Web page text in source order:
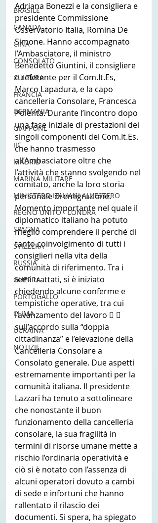
BRASILE
CANADA
CINA
CONSOLATO
CULTURA
FRANCIA
GERMANIA
GIAPPONE
IIC
MADRID
MARINA MILITARE
MINISTERO ITALIANI ALL'ESTERO
REGNO UNITO - LONDRA
SPAGNA
SVIZZERA
RUSSIA
GUERRA
PORTOGALLO
CLIMA
UCRAINA
NOTIZIE
Adriana Bonezzi e la consigliera e
presidente Commissione
Osservatorio Italia, Romina De
Simone. Hanno accompagnato
l’Ambasciatore, il ministro
Benedetto Giuntini, il consigliere
e referente per il Com.It.Es,
Marco Lapadura, e la capo
cancelleria Consolare, Francesca
Polenta. Durante l’incontro dopo
una fase iniziale di prestazioni dei
singoli componenti del Com.It.Es.
che hanno trasmesso
all’Ambasciatore oltre che
l’attività che stanno svolgendo nel
comitato, anche la loro storia
personale di emigrazione.
Momento importante nel quale il
diplomatico italiano ha potuto
meglio comprendere il perché di
tanto coinvolgimento di tutti i
consiglieri nella vita della
comunità di riferimento. Tra i
temi trattati, si è iniziato
chiedendo alcune conferme e
tempistiche operative, tra cui
l’avanzamento del lavoro  
sull’accordo sulla “doppia
cittadinanza” e l’elevazione della
Cancelleria Consolare a
Consolato generale. Due aspetti
estremamente importanti per la
comunità italiana. Il presidente
Lazzari ha tenuto a sottolineare
che nonostante il buon
funzionamento della cancelleria
consolare, la sua fragilità in
termini di risorse umane mette a
rischio l’ordinaria operatività e
ciò si è notato con l’assenza di
alcuni operatori dovuto a cambi
di sede e infortuni che hanno
rallentato il rilascio dei
documenti. Si spera, ha spiegato